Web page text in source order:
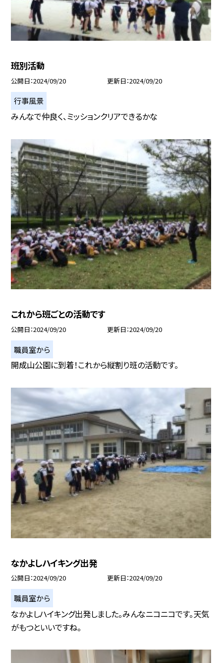
班別活動
公開日 2024/09/20 更新日 2024/09/20
行事風景
みんなで仲良く、ミッションクリアできるかな
これから班ごとの活動です
公開日 2024/09/20 更新日 2024/09/20
職員室から
開成山公園に到着！これから縦割り班の活動です。
なかよしハイキング出発
公開日 2024/09/20 更新日 2024/09/20
職員室から
なかよしハイキング出発しました。みんなニコニコです。天気
がもつといいですね。